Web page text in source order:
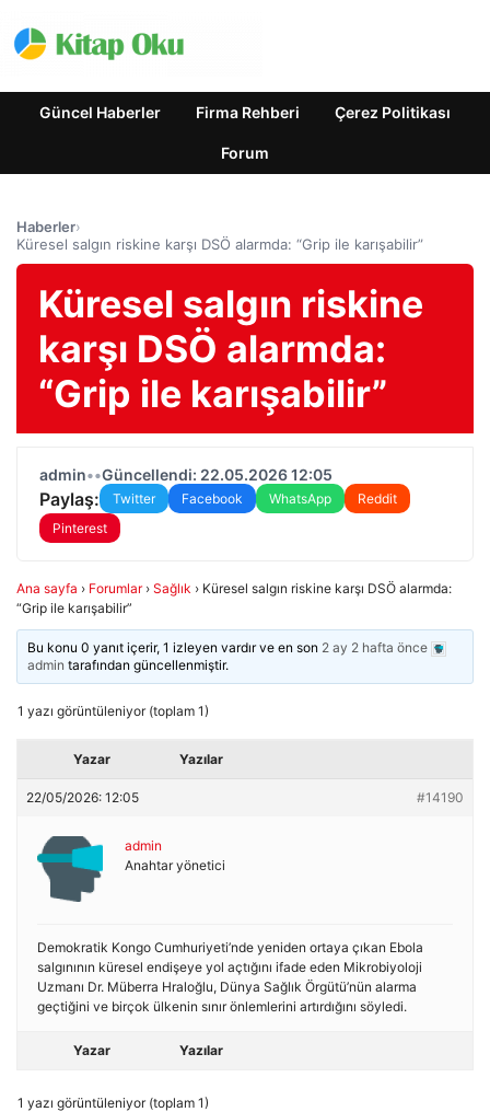
Güncel Haberler Firma Rehberi Çerez Politikası
Forum
Haberler›
Küresel salgın riskine karşı DSÖ alarmda: “Grip ile karışabilir”
Küresel salgın riskine
karşı DSÖ alarmda:
“Grip ile karışabilir”
admin••Güncellendi: 22.05.2026 12:05
Paylaş: Twitter Facebook WhatsApp
Reddit
Pinterest
Ana sayfa › Forumlar › Sağlık › Küresel salgın riskine karşı DSÖ alarmda:
“Grip ile karışabilir”
Bu konu 0 yanıt içerir, 1 izleyen vardır ve en son 2 ay 2 hafta önce
admin tarafından güncellenmiştir.
1 yazı görüntüleniyor (toplam 1)
Yazar Yazılar
22/05/2026: 12:05 #14190
admin
Anahtar yönetici
Demokratik Kongo Cumhuriyeti’nde yeniden ortaya çıkan Ebola
salgınının küresel endişeye yol açtığını ifade eden Mikrobiyoloji
Uzmanı Dr. Müberra Hraloğlu, Dünya Sağlık Örgütü’nün alarma
geçtiğini ve birçok ülkenin sınır önlemlerini artırdığını söyledi.
Yazar Yazılar
1 yazı görüntüleniyor (toplam 1)